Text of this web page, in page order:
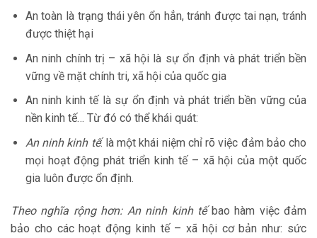
An toàn là trạng thái yên ổn hẳn, tránh được tai nạn, tránh
được thiệt hại
An ninh chính trị – xã hội là sự ổn định và phát triển bền
vững về mặt chính tri, xã hội của quốc gia
An ninh kinh tế là sự ổn định và phát triển bền vững của
nền kinh tế… Từ đó có thể khái quát:
An ninh kinh tế: là một khái niệm chỉ rõ việc đảm bảo cho
mọi hoạt động phát triển kinh tế – xã hội của một quốc
gia luôn được ổn định.
Theo nghĩa rộng hơn: An ninh kinh tếbao hàm việc đảm
bảo cho các hoạt động kinh tế – xã hội cơ bản như: sức